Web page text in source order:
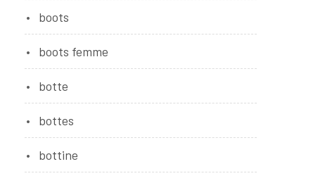
boots
boots femme
botte
bottes
bottine